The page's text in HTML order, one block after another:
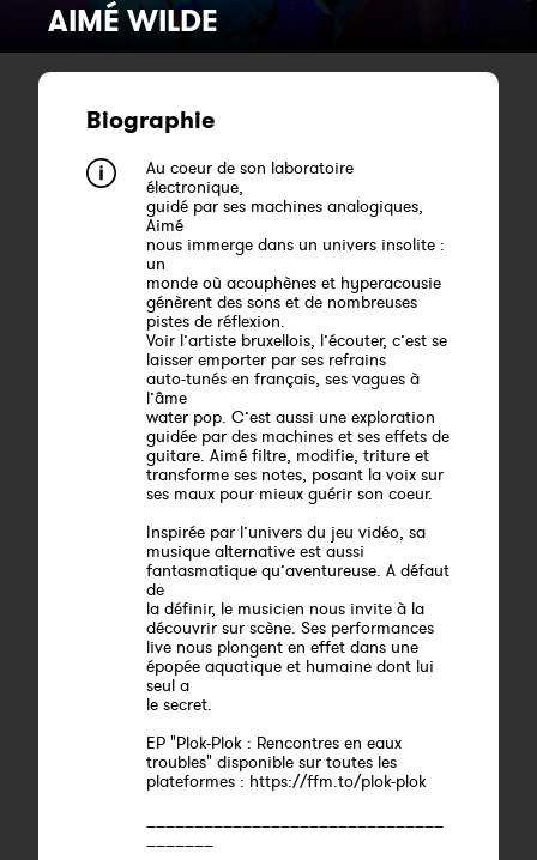
AIMÉ WILDE
Biographie
Au coeur de son laboratoire
électronique,
guidé par ses machines analogiques,
Aimé
nous immerge dans un univers insolite :
un
monde où acouphènes et hyperacousie
génèrent des sons et de nombreuses
pistes de réflexion.
Voir l’artiste bruxellois, l’écouter, c’est se
laisser emporter par ses refrains
auto-tunés en français, ses vagues à
l’âme
water pop. C’est aussi une exploration
guidée par des machines et ses effets de
guitare. Aimé filtre, modifie, triture et
transforme ses notes, posant la voix sur
ses maux pour mieux guérir son coeur.
Inspirée par l’univers du jeu vidéo, sa
musique alternative est aussi
fantasmatique qu’aventureuse. A défaut
de
la définir, le musicien nous invite à la
découvrir sur scène. Ses performances
live nous plongent en effet dans une
épopée aquatique et humaine dont lui
seul a
le secret.
EP "Plok-Plok : Rencontres en eaux
troubles" disponible sur toutes les
plateformes : https://ffm.to/plok-plok